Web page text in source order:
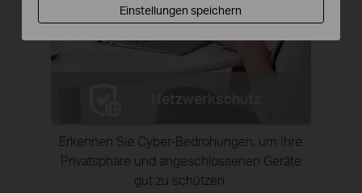
Erkennen Sie Cyber-Bedrohungen, um Ihre
Privatsphäre und angeschlossenen Geräte
gut zu schützen.
Einstellungen speichern